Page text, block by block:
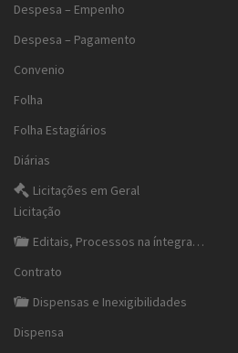
Despesa – Empenho
Despesa – Pagamento
Convenio
Folha
Folha Estagiários
Diárias
Licitações em Geral
Licitação
Editais, Processos na íntegra…
Contrato
Dispensas e Inexigibilidades
Dispensa